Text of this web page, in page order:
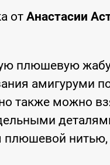
от Анастасии
плюшевую
амигуруми
также можно
нитью,